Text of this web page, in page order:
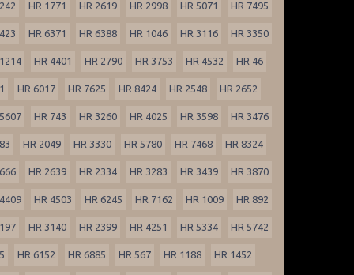
HR 1771 HR 2619 HR 2998 HR 5071 HR 7495
HR 6371 HR 6388 HR 1046 HR 3116 HR 3350
HR 4401 HR 2790 HR 3753 HR 4532 HR 46
HR 6017 HR 7625 HR 8424 HR 2548 HR 2652
HR 743 HR 3260 HR 4025 HR 3598 HR 3476
HR 2049 HR 3330 HR 5780 HR 7468 HR 8324
HR 2639 HR 2334 HR 3283 HR 3439 HR 3870
HR 4503 HR 6245 HR 7162 HR 1009 HR 892
HR 3140 HR 2399 HR 4251 HR 5334 HR 5742
HR 6152 HR 6885 HR 567 HR 1188 HR 1452